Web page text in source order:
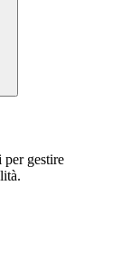
per gestire